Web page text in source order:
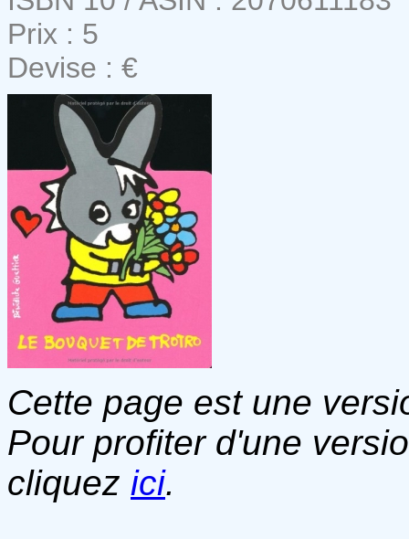
Prix : 5
Devise : €
Cette page est une
Pour profiter d'une
cliquez ici.